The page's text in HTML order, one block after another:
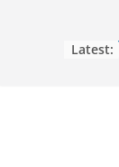
Latest: